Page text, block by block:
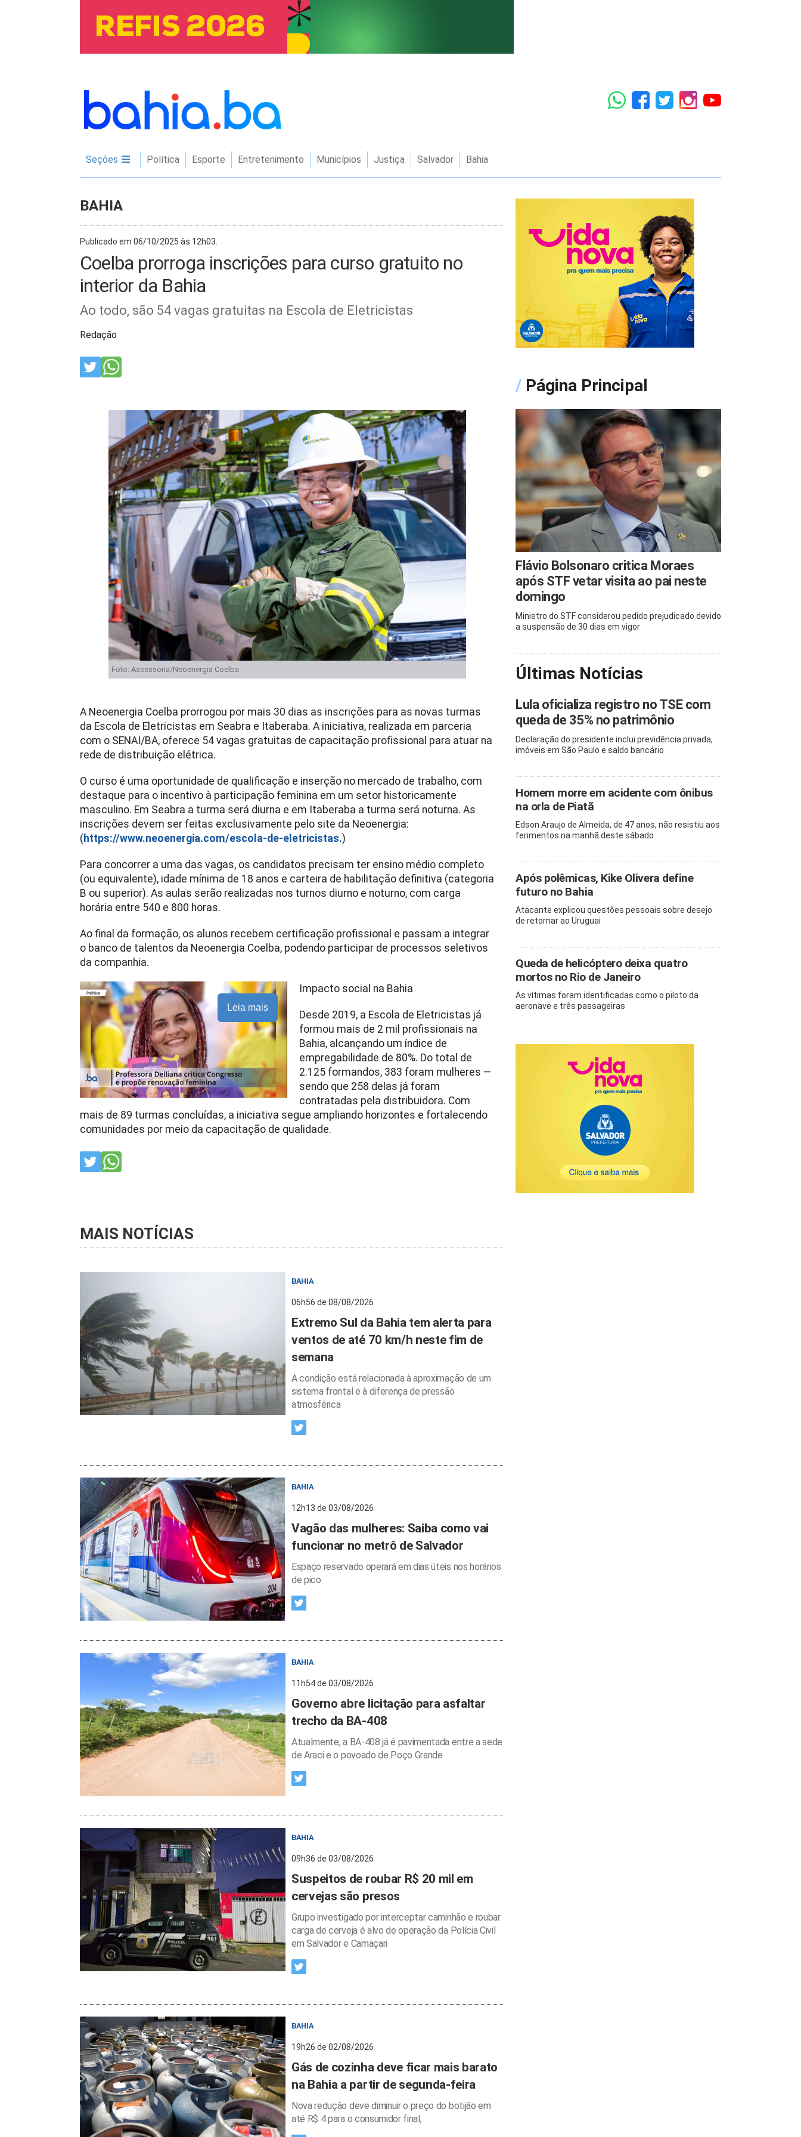
Seções Política Esporte Entretenimento Municípios Justiça Salvador Bahia
BAHIA
Publicado em 06/10/2025 às 12h03.
Coelba prorroga inscrições para curso gratuito no
interior da Bahia
Ao todo, são 54 vagas gratuitas na Escola de Eletricistas
Redação
Foto: Assessoria/Neoenergia Coelba
A Neoenergia Coelba prorrogou por mais 30 dias as inscrições para as novas turmas
da Escola de Eletricistas em Seabra e Itaberaba. A iniciativa, realizada em parceria
com o SENAI/BA, oferece 54 vagas gratuitas de capacitação profissional para atuar na
rede de distribuição elétrica.
O curso é uma oportunidade de qualificação e inserção no mercado de trabalho, com
destaque para o incentivo à participação feminina em um setor historicamente
masculino. Em Seabra a turma será diurna e em Itaberaba a turma será noturna. As
inscrições devem ser feitas exclusivamente pelo site da Neoenergia:
( https://www.neoenergia.com/escola-de-eletricistas.)
Para concorrer a uma das vagas, os candidatos precisam ter ensino médio completo
(ou equivalente), idade mínima de 18 anos e carteira de habilitação definitiva (categoria
B ou superior). As aulas serão realizadas nos turnos diurno e noturno, com carga
horária entre 540 e 800 horas.
Ao final da formação, os alunos recebem certificação profissional e passam a integrar
o banco de talentos da Neoenergia Coelba, podendo participar de processos seletivos
da companhia.
Leia mais
Impacto social na Bahia
Desde 2019, a Escola de Eletricistas já
formou mais de 2 mil profissionais na
Bahia, alcançando um índice de
empregabilidade de 80%. Do total de
2.125 formandos, 383 foram mulheres —
sendo que 258 delas já foram
contratadas pela distribuidora. Com
mais de 89 turmas concluídas, a iniciativa segue ampliando horizontes e fortalecendo
comunidades por meio da capacitação de qualidade.
MAIS NOTÍCIAS
BAHIA
06h56 de 08/08/2026
Extremo Sul da Bahia tem alerta para
ventos de até 70 km/h neste fim de
semana
A condição está relacionada à aproximação de um
sistema frontal e à diferença de pressão
atmosférica
BAHIA
12h13 de 03/08/2026
Vagão das mulheres: Saiba como vai
funcionar no metrô de Salvador
Espaço reservado operará em dias úteis nos horários
de pico
BAHIA
11h54 de 03/08/2026
Governo abre licitação para asfaltar
trecho da BA-408
Atualmente, a BA-408 já é pavimentada entre a sede
de Araci e o povoado de Poço Grande
BAHIA
09h36 de 03/08/2026
Suspeitos de roubar R$ 20 mil em
cervejas são presos
Grupo investigado por interceptar caminhão e roubar
carga de cerveja é alvo de operação da Polícia Civil
em Salvador e Camaçari
BAHIA
19h26 de 02/08/2026
Gás de cozinha deve ficar mais barato
na Bahia a partir de segunda-feira
Nova redução deve diminuir o preço do botijão em
até R$ 4 para o consumidor final,
/ Página Principal
Flávio Bolsonaro critica Moraes
após STF vetar visita ao pai neste
domingo
Ministro do STF considerou pedido prejudicado devido
a suspensão de 30 dias em vigor
Últimas Notícias
Lula oficializa registro no TSE com
queda de 35% no patrimônio
Declaração do presidente inclui previdência privada,
imóveis em São Paulo e saldo bancário
Homem morre em acidente com ônibus
na orla de Piatã
Edson Araujo de Almeida, de 47 anos, não resistiu aos
ferimentos na manhã deste sábado
Após polêmicas, Kike Olivera define
futuro no Bahia
Atacante explicou questões pessoais sobre desejo
de retornar ao Uruguai
Queda de helicóptero deixa quatro
mortos no Rio de Janeiro
As vítimas foram identificadas como o piloto da
aeronave e três passageiras